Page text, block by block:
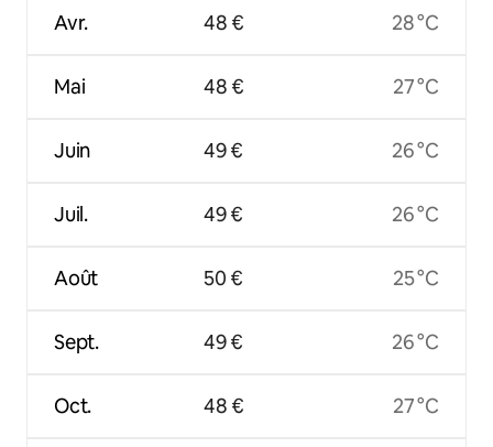
Avr.
Mai
Juin
Juil.
Août
Sept.
Oct.
48 €
48 €
49 €
49 €
50 €
49 €
48 €
28 °C
27 °C
26 °C
26 °C
25 °C
26 °C
27 °C